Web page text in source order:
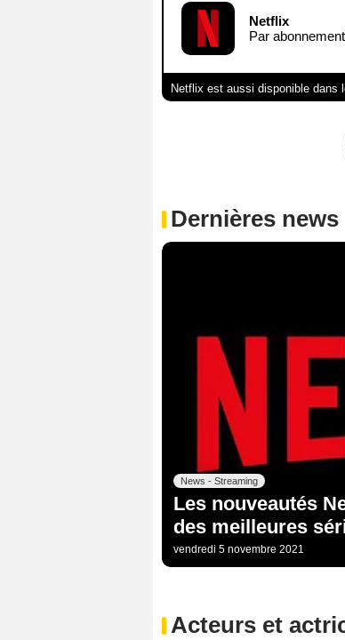
Netflix
Par abonnement
Netflix est aussi disponible dans
Dernières news
News - Streaming
Les nouveautés
des meilleures
vendredi 5 novembre 2021
Acteurs et